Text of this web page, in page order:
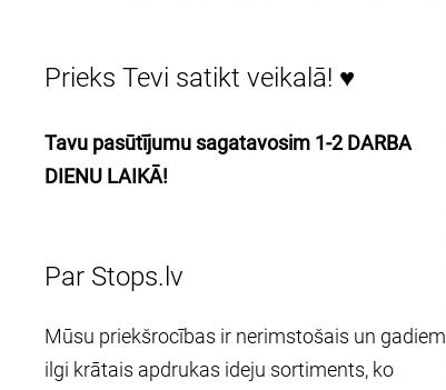
Prieks Tevi satikt veikalā! ♥
Tavu pasūtījumu sagatavosim 1-2 DARBA
DIENU LAIKĀ!
Par Stops.lv
Mūsu priekšrocības ir nerimstošais un gadiem
ilgi krātais apdrukas ideju sortiments, ko